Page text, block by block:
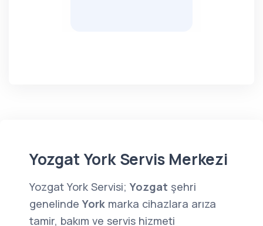
Yozgat York Servis Merkezi
Yozgat York Servisi; Yozgat şehri
genelinde York marka cihazlara arıza
tamir, bakım ve servis hizmeti